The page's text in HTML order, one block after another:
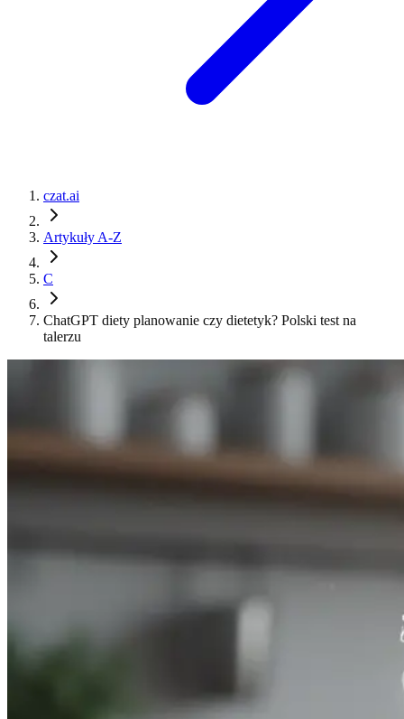
czat.ai
Artykuły A-Z
C
ChatGPT diety planowanie czy dietetyk? Polski test na
talerzu